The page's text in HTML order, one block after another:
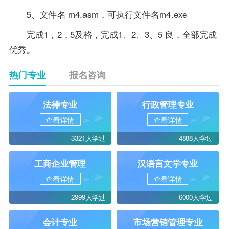
5、文件名 m4.asm，可执行文件名m4.exe
完成1，2，5及格，完成1、2、3、5 良，全部完成
优秀。
热门专业 报名咨询
法律专业
查看详情
3321人学过
行政管理专业
查看详情
4888人学过
工商企业管理
查看详情
2999人学过
汉语言文学专业
查看详情
6000人学过
会计专业 市场营销管理专业